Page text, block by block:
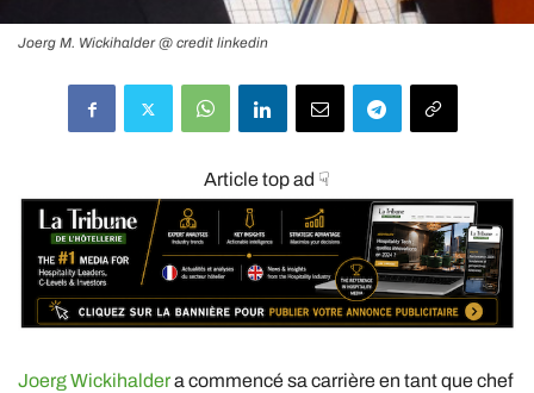
Joerg M. Wickihalder @ credit linkedin
Article top ad ☟
Joerg Wickihaldera commencé sa carrière en tant que chef